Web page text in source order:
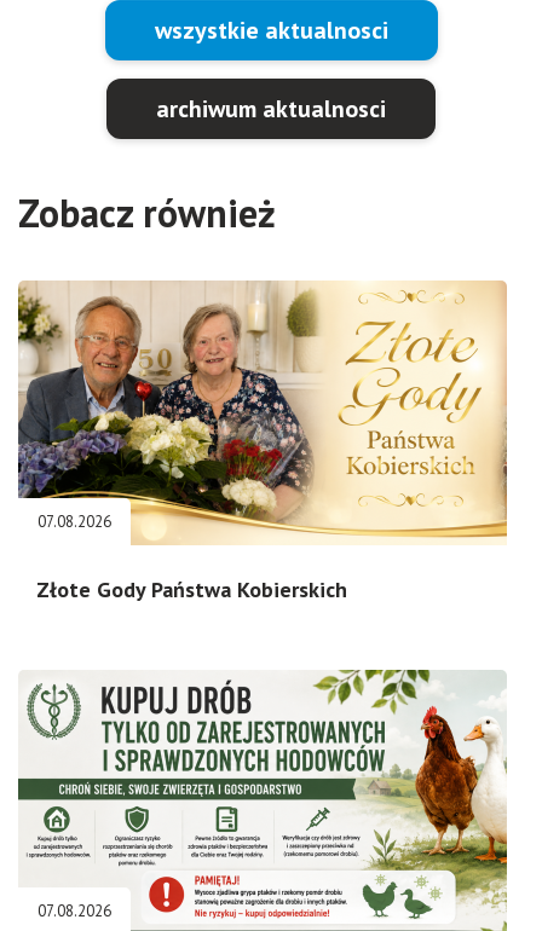
wszystkie aktualnosci
archiwum aktualnosci
Zobacz również
07.08.2026
Złote Gody Państwa Kobierskich
07.08.2026